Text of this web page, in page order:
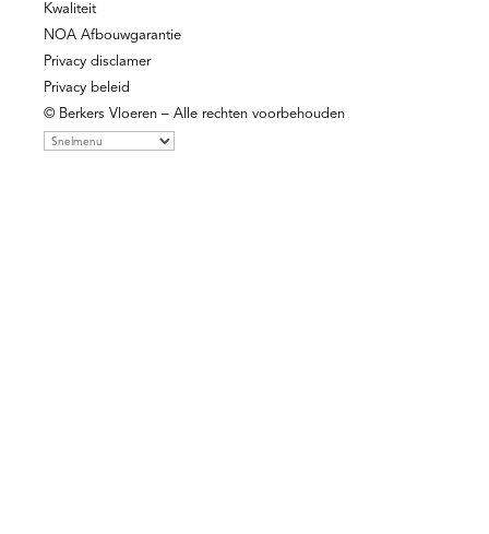
Kwaliteit
NOA Afbouwgarantie
Privacy disclamer
Privacy beleid
© Berkers Vloeren – Alle rechten voorbehouden